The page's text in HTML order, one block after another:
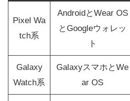
Pixel Wa
tch系
AndroidとWear OS
とGoogleウォレッ
ト
Galaxy
Watch系
GalaxyスマホとWe
ar OS